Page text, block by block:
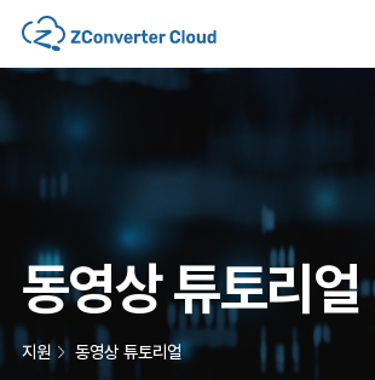
동영상 튜토리얼
지원 동영상 튜토리얼